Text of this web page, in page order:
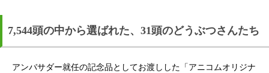
7,544頭の中から選ばれた、31頭のどうぶつさんたち
アンバサダー就任の記念品としてお渡しした「アニコムオリジナ